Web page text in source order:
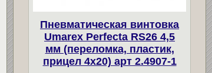
Пневматическая винтовка
Umarex Perfecta RS26 4,5
мм (переломка, пластик,
прицел 4x20) арт 2.4907-1